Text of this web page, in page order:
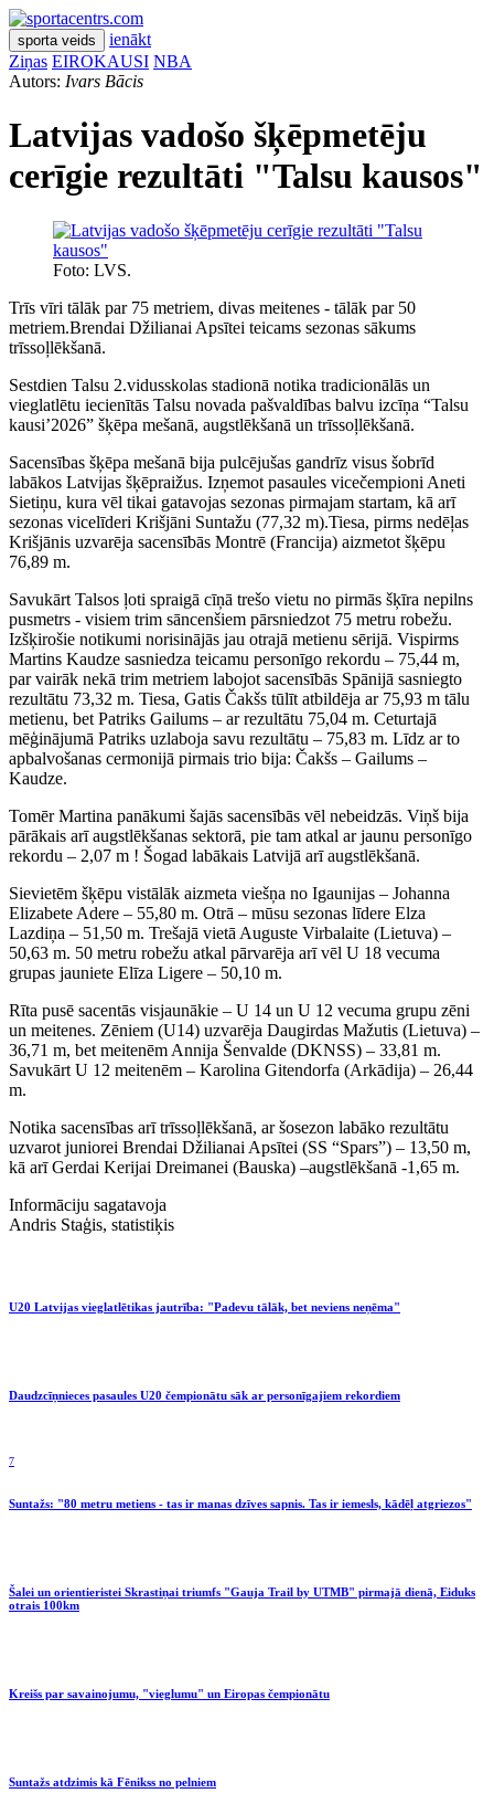
sporta veids
ienākt
Ziņas EIROKAUSI NBA
Autors: Ivars Bācis
Latvijas vadošo šķēpmetēju
cerīgie rezultāti "Talsu kausos"
Foto: LVS.
Trīs vīri tālāk par 75 metriem, divas meitenes - tālāk par 50
metriem.Brendai Džilianai Apsītei teicams sezonas sākums
trīssoļlēkšanā.
Sestdien Talsu 2.vidusskolas stadionā notika tradicionālās un
vieglatlētu iecienītās Talsu novada pašvaldības balvu izcīņa “Talsu
kausi’2026” šķēpa mešanā, augstlēkšanā un trīssoļlēkšanā.
Sacensības šķēpa mešanā bija pulcējušas gandrīz visus šobrīd
labākos Latvijas šķēpraižus. Izņemot pasaules vicečempioni Aneti
Sietiņu, kura vēl tikai gatavojas sezonas pirmajam startam, kā arī
sezonas vicelīderi Krišjāni Suntažu (77,32 m).Tiesa, pirms nedēļas
Krišjānis uzvarēja sacensībās Montrē (Francija) aizmetot šķēpu
76,89 m.
Savukārt Talsos ļoti spraigā cīņā trešo vietu no pirmās šķīra nepilns
pusmetrs - visiem trim sāncenšiem pārsniedzot 75 metru robežu.
Izšķirošie notikumi norisinājās jau otrajā metienu sērijā. Vispirms
Martins Kaudze sasniedza teicamu personīgo rekordu – 75,44 m,
par vairāk nekā trim metriem labojot sacensībās Spānijā sasniegto
rezultātu 73,32 m. Tiesa, Gatis Čakšs tūlīt atbildēja ar 75,93 m tālu
metienu, bet Patriks Gailums – ar rezultātu 75,04 m. Ceturtajā
mēģinājumā Patriks uzlaboja savu rezultātu – 75,83 m. Līdz ar to
apbalvošanas cermonijā pirmais trio bija: Čakšs – Gailums –
Kaudze.
Tomēr Martina panākumi šajās sacensībās vēl nebeidzās. Viņš bija
pārākais arī augstlēkšanas sektorā, pie tam atkal ar jaunu personīgo
rekordu – 2,07 m ! Šogad labākais Latvijā arī augstlēkšanā.
Sievietēm šķēpu vistālāk aizmeta viešņa no Igaunijas – Johanna
Elizabete Adere – 55,80 m. Otrā – mūsu sezonas līdere Elza
Lazdiņa – 51,50 m. Trešajā vietā Auguste Virbalaite (Lietuva) –
50,63 m. 50 metru robežu atkal pārvarēja arī vēl U 18 vecuma
grupas jauniete Elīza Ligere – 50,10 m.
Rīta pusē sacentās visjaunākie – U 14 un U 12 vecuma grupu zēni
un meitenes. Zēniem (U14) uzvarēja Daugirdas Mažutis (Lietuva) –
36,71 m, bet meitenēm Annija Šenvalde (DKNSS) – 33,81 m.
Savukārt U 12 meitenēm – Karolina Gitendorfa (Arkādija) – 26,44
m.
Notika sacensības arī trīssoļlēkšanā, ar šosezon labāko rezultātu
uzvarot juniorei Brendai Džilianai Apsītei (SS “Spars”) – 13,50 m,
kā arī Gerdai Kerijai Dreimanei (Bauska) –augstlēkšanā -1,65 m.
Informāciju sagatavoja
Andris Staģis, statistiķis
U20 Latvijas vieglatlētikas jautrība: "Padevu tālāk, bet neviens neņēma"
Daudzcīņnieces pasaules U20 čempionātu sāk ar personīgajiem rekordiem
7
Suntažs: "80 metru metiens - tas ir manas dzīves sapnis. Tas ir iemesls, kādēļ atgriezos"
Šalei un orientieristei Skrastiņai triumfs "Gauja Trail by UTMB" pirmajā dienā, Eiduks
otrais 100km
Kreišs par savainojumu, "vieglumu" un Eiropas čempionātu
Suntažs atdzimis kā Fēnikss no pelniem